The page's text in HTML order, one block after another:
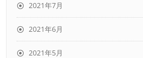
2021年7月
2021年6月
2021年5月